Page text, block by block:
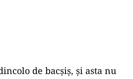
de bacşiş, şi asta nu